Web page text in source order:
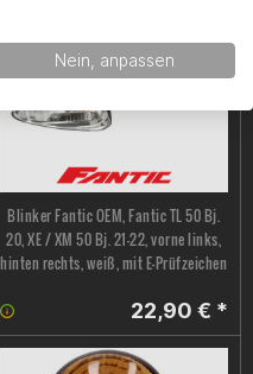
Blinker Fantic OEM, Fantic TL 50 Bj.
20, XE / XM 50 Bj. 21–22, vorne links,
hinten rechts, weiß, mit E-Prüfzeichen
22,90 € *
Nein, anpassen